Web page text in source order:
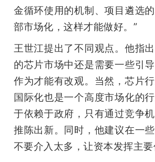
金循环使用的机制、项目遴选
部市场化，这样才能做好。”
王世江提出了不同观点。他指
的芯片市场中还是需要一些引
作为才能有改观。当然，芯片
国际化也是一个高度市场化的
于依赖于政府，只有通过竞争
推陈出新。同时，他建议在一
不要介入太多，让资本发挥主要